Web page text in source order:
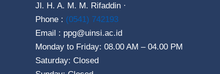
Jl. H. A. M. M. Rifaddin ·
Phone : (0541) 742193
Email : ppg@uinsi.ac.id
Monday to Friday: 08.00 AM – 04.00 PM
Saturday: Closed